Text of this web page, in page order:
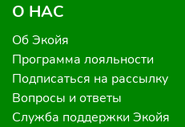
О НАС
Об Экойя
Программа лояльности
Подписаться на рассылку
Вопросы и ответы
Служба поддержки Экойя